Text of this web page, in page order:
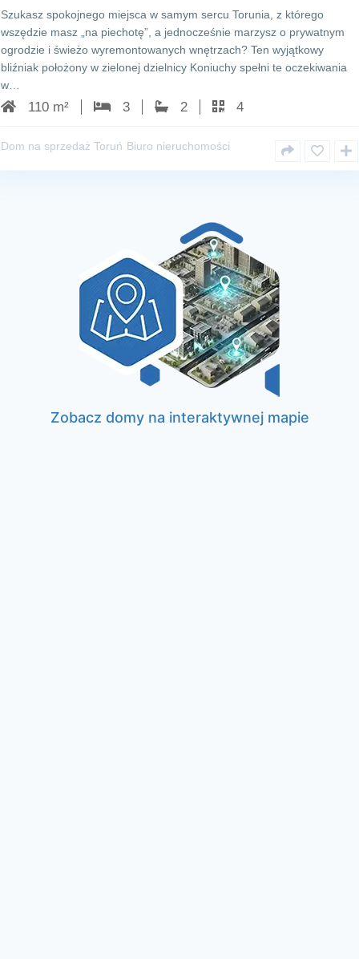
Szukasz spokojnego miejsca w samym sercu Torunia, z którego
wszędzie masz „na piechotę”, a jednocześnie marzysz o prywatnym
ogrodzie i świeżo wyremontowanych wnętrzach? Ten wyjątkowy
bliźniak położony w zielonej dzielnicy Koniuchy spełni te oczekiwania
w…
110 m² 3 2 4
Dom na sprzedaż Toruń Biuro nieruchomości
Zobacz domy na interaktywnej mapie